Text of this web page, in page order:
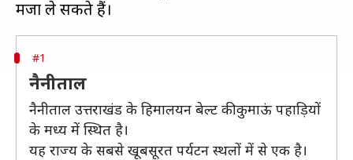
#1
नैनीताल
नैनीताल उत्तराखंड के हिमालयन बेल्ट की कुमाऊं पहाड़ियों
के मध्य में स्थित है।
यह राज्य के सबसे खूबसूरत पर्यटन स्थलों में से एक है।